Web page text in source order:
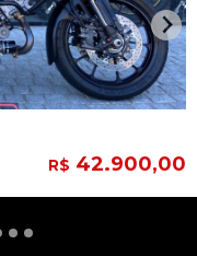
R$ 42.900,00